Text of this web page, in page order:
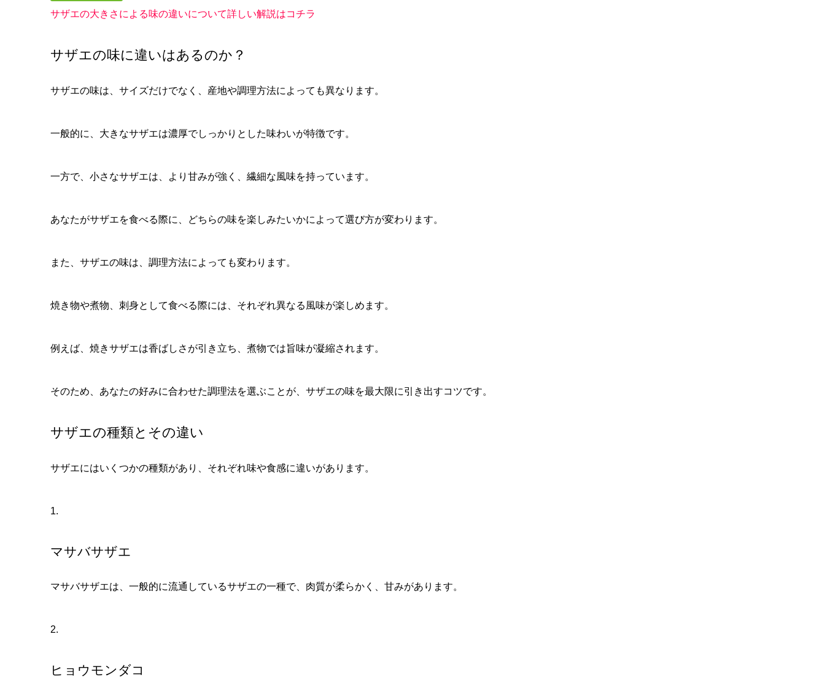
サザエの大きさによる味の違いについて詳しい解説はコチラ
サザエの味に違いはあるのか？
サザエの味は、サイズだけでなく、産地や調理方法によっても異なります。
一般的に、大きなサザエは濃厚でしっかりとした味わいが特徴です。
一方で、小さなサザエは、より甘みが強く、繊細な風味を持っています。
あなたがサザエを食べる際に、どちらの味を楽しみたいかによって選び方が変わります。
また、サザエの味は、調理方法によっても変わります。
焼き物や煮物、刺身として食べる際には、それぞれ異なる風味が楽しめます。
例えば、焼きサザエは香ばしさが引き立ち、煮物では旨味が凝縮されます。
そのため、あなたの好みに合わせた調理法を選ぶことが、サザエの味を最大限に引き出すコツです。
サザエの種類とその違い
サザエにはいくつかの種類があり、それぞれ味や食感に違いがあります。
1.
マサバサザエ
マサバサザエは、一般的に流通しているサザエの一種で、肉質が柔らかく、甘みがあります。
2.
ヒョウモンダコ